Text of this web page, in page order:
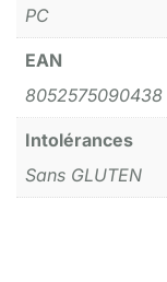
PC
EAN
8052575090438
Intolérances
Sans GLUTEN